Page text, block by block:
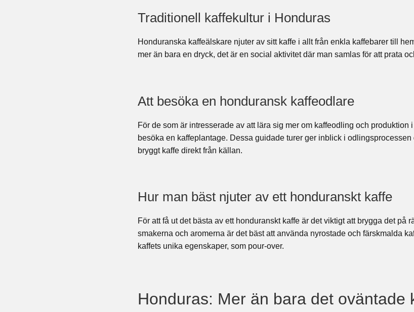
Traditionell kaffekultur i Honduras
Honduranska kaffeälskare njuter av sitt kaffe i allt från enkla kaffebarer till
mer än bara en dryck, det är en social aktivitet där man samlas för att prata
Att besöka en honduransk kaffeodlare
För de som är intresserade av att lära sig mer om kaffeodling och produktion
besöka en kaffeplantage. Dessa guidade turer ger inblick i
bryggt kaffe direkt från källan.
Hur man bäst njuter av ett honduranskt kaffe
För att få ut det bästa av ett honduranskt kaffe är det viktigt att brygga det på
smakerna och aromerna är det bäst att använda nyrostade och färskmalda
kaffets unika egenskaper, som pour-over.
Honduras: Mer än bara det oväntade